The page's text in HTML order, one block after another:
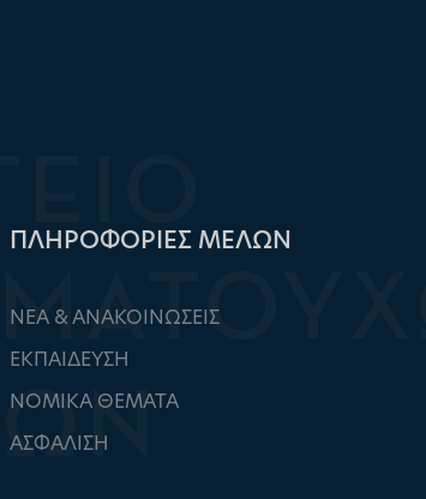
ΠΛΗΡΟΦΟΡΙΕΣ ΜΕΛΩΝ
ΝΕΑ & ΑΝΑΚΟΙΝΩΣΕΙΣ
ΕΚΠΑΙΔΕΥΣΗ
ΝΟΜΙΚΑ ΘΕΜΑΤΑ
ΑΣΦΑΛΙΣΗ